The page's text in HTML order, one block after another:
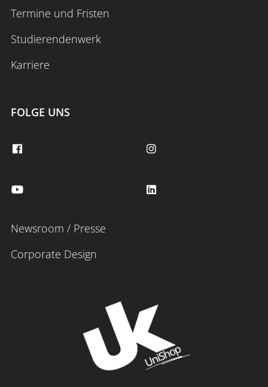
Termine und Fristen
Studierendenwerk
Karriere
FOLGE UNS
Newsroom / Presse
Corporate Design